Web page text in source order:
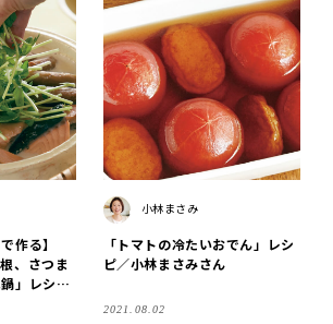
作る】
、さつま
」レシピ
小林まさみ
「トマトの冷たいおでん」レシ
ピ／小林まさみさん
2021.08.02